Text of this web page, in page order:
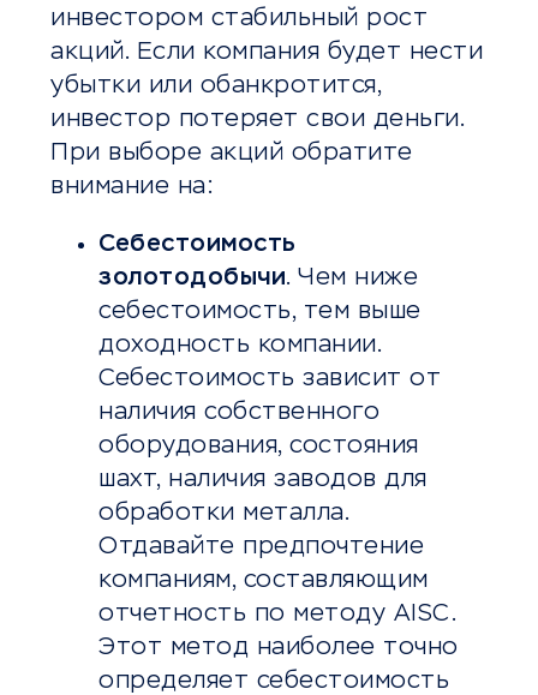
инвестором стабильный рост
акций. Если компания будет нести
убытки или обанкротится,
инвестор потеряет свои деньги.
При выборе акций обратите
внимание на:
Себестоимость
золотодобычи. Чем ниже
себестоимость, тем выше
доходность компании.
Себестоимость зависит от
наличия собственного
оборудования, состояния
шахт, наличия заводов для
обработки металла.
Отдавайте предпочтение
компаниям, составляющим
отчетность по методу AISC.
Этот метод наиболее точно
определяет себестоимость